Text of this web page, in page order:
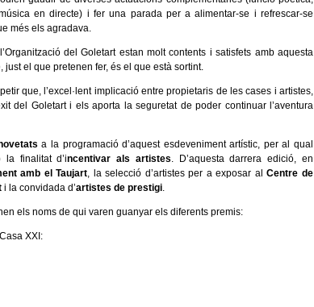
en directe) i fer una parada per a alimentar-se i refrescar-se
més els agradava.
del Goletart estan molt contents i satisfets amb aquesta
just el que pretenen fer, és el que està sortint.
que, l’excel·lent implicació entre propietaris de les cases i artistes,
del Goletart i els aporta la seguretat de poder continuar l’aventura
a la programació d’aquest esdeveniment artístic, per al qual
la finalitat d’incentivar als artistes. D’aquesta darrera edició, en
amb el Taujart, la selecció d’artistes per a exposar alCentre de
i la convidada d’artistes de prestigi.
els noms de qui varen guanyar els diferents premis:
XXI: